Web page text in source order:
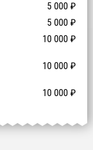
0 ₽
5 000 ₽
5 000 ₽
10 000 ₽
0 ₽
14 500 ₽
14 500 ₽
14 500 ₽
10 000 ₽
10 000 ₽